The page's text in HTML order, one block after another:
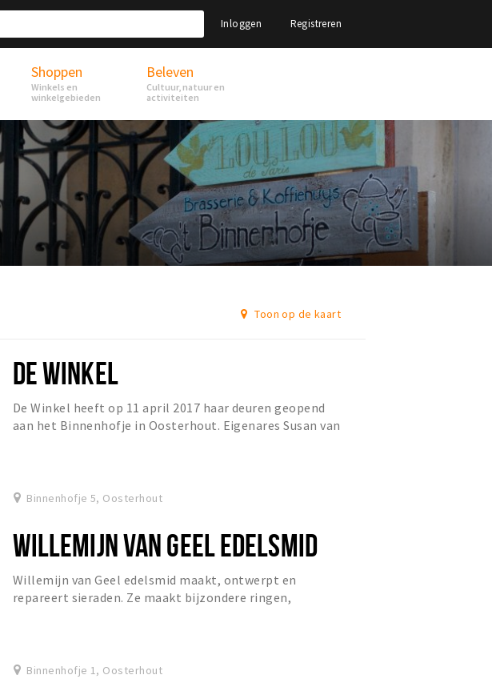
Inloggen Registreren
Shoppen
Winkels en
winkelgebieden
Beleven
Cultuur, natuur en
activiteiten
Toon op de kaart
DE WINKEL
De Winkel heeft op 11 april 2017 haar deuren geopend
aan het Binnenhofje in Oosterhout. Eigenares Susan van
Binnenhofje 5, Oosterhout
WILLEMIJN VAN GEEL EDELSMID
Willemijn van Geel edelsmid maakt, ontwerpt en
repareert sieraden. Ze maakt bijzondere ringen,
Binnenhofje 1, Oosterhout